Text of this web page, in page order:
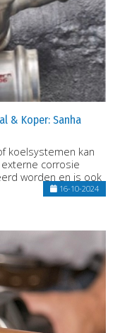
& Koper: Sanha
koelsystemen kan
corrosie
worden en is ook
16-10-2024